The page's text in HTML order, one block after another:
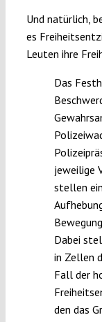
Und natürlich,
es
Leuten ihre
Das
jeweilige
stellen
Dabei
in Zellen
Fall der
den das